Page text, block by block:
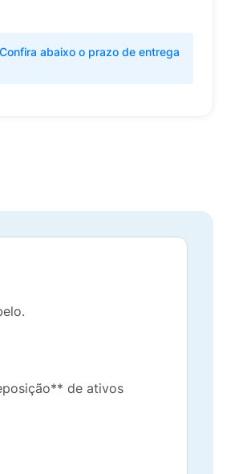
abaixo o prazo de entrega
de ativos